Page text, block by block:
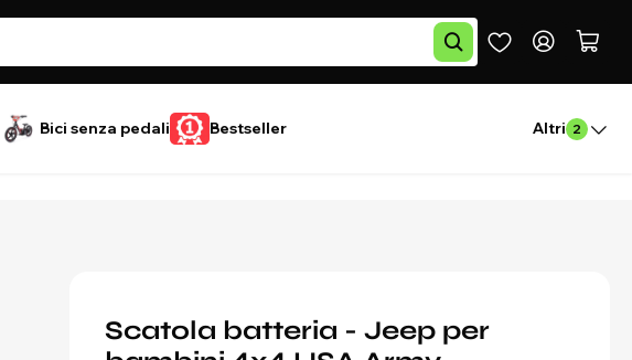
Bici senza pedali Bestseller Altri 2
Scatola batteria - Jeep per